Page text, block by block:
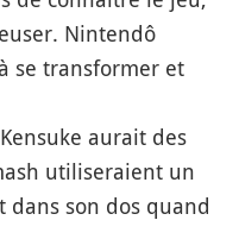
Nintendô
se transformer et
aurait des
utiliseraient un
son dos quand